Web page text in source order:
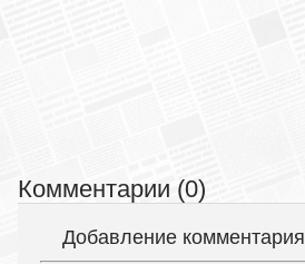
Комментарии (0)
Добавление комментария